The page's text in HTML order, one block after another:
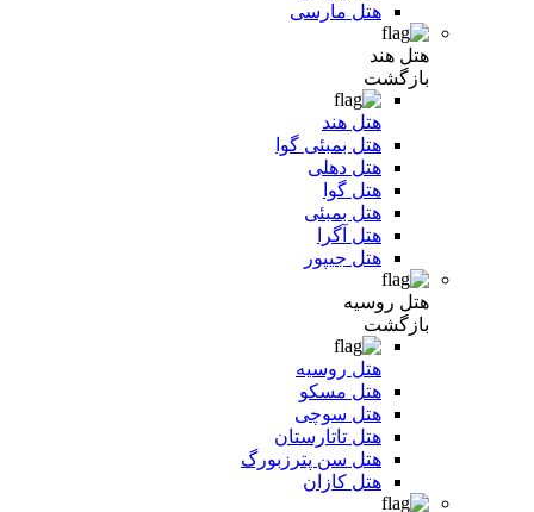
هتل مارسی
هتل هند
بازگشت
هتل هند
هتل بمبئی گوا
هتل دهلی
هتل گوا
هتل بمبئی
هتل آگرا
هتل جیپور
هتل روسیه
بازگشت
هتل روسیه
هتل مسکو
هتل سوچی
هتل تاتارستان
هتل سن پترزبورگ
هتل کازان